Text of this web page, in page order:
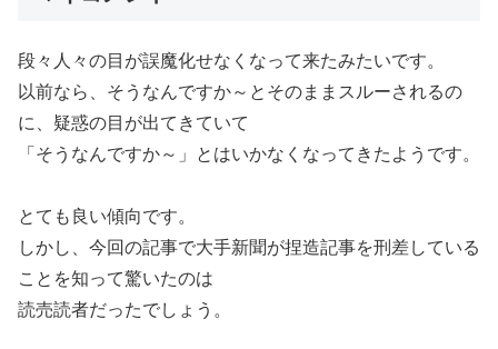
段々人々の目が誤魔化せなくなって来たみたいです。
以前なら、そうなんですか～とそのままスルーされるの
に、疑惑の目が出てきていて
「そうなんですか～」とはいかなくなってきたようです。
とても良い傾向です。
しかし、今回の記事で大手新聞が捏造記事を刑差している
ことを知って驚いたのは
読売読者だったでしょう。